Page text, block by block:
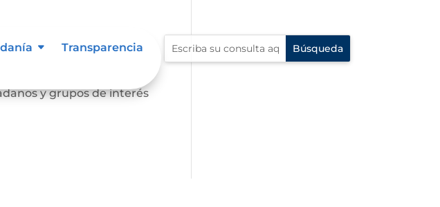
Transparencia
conocer las opiniones,
y grupos de interés